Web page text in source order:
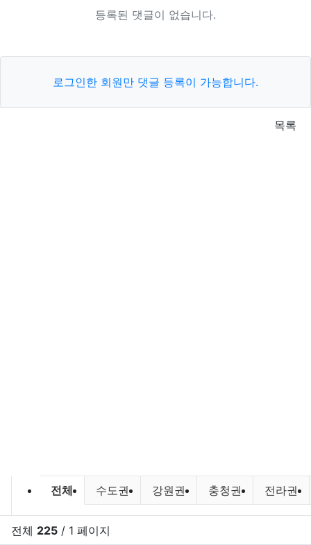
등록된 댓글이 없습니다.
로그인한 회원만 댓글 등록이 가능합니다.
목록
민물낚시,루어낚시 조황 및 포인트
전체 수도권 강원권 충청권 전라권
전체 225 / 1 페이지